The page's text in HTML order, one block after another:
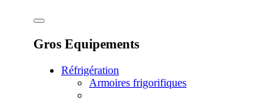
Gros Equipements
Réfrigération
Armoires frigorifiques